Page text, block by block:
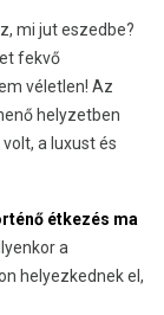
mi jut eszedbe?
fekvő
véletlen! Az
helyzetben
a luxust és
étkezés ma
Ilyenkor a
helyezkednek el,